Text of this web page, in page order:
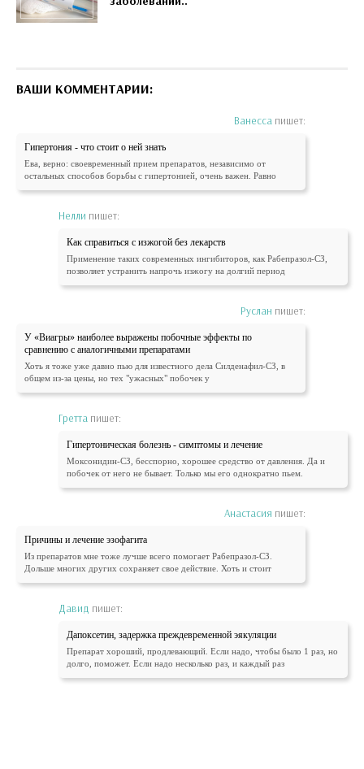
ВАШИ КОММЕНТАРИИ:
Ванесса пишет:
Гипертония - что стоит о ней знать
Ева, верно: своевременный прием препаратов, независимо от
остальных способов борьбы с гипертонией, очень важен. Равно
Нелли пишет:
Как справиться с изжогой без лекарств
Применение таких современных ингибиторов, как Рабепразол-СЗ,
позволяет устранить напрочь изжогу на долгий период
Руслан пишет:
У «Виагры» наиболее выражены побочные эффекты по
сравнению с аналогичными препаратами
Хоть я тоже уже давно пью для известного дела Силденафил-СЗ, в
общем из-за цены, но тех "ужасных" побочек у
Гретта пишет:
Гипертоническая болезнь - симптомы и лечение
Моксонидин-СЗ, бесспорно, хорошее средство от давления. Да и
побочек от него не бывает. Только мы его однократно пьем.
Анастасия пишет:
Причины и лечение эзофагита
Из препаратов мне тоже лучше всего помогает Рабепразол-СЗ.
Дольше многих других сохраняет свое действие. Хоть и стоит
Давид пишет:
Дапоксетин, задержка преждевременной эякуляции
Препарат хороший, продлевающий. Если надо, чтобы было 1 раз, но
долго, поможет. Если надо несколько раз, и каждый раз